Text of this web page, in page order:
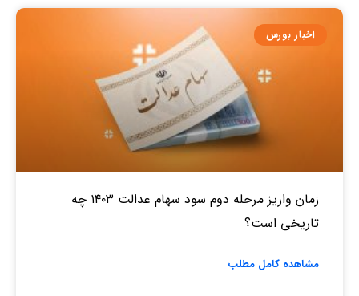
اخبار بورس
زمان واریز مرحله دوم سود سهام عدالت ۱۴۰۳ چه
تاریخی است؟
مشاهده کامل مطلب